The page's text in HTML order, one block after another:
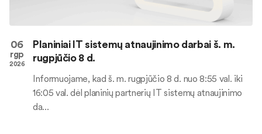
06
rgp
2026
Planiniai IT sistemų atnaujinimo darbai š. m.
rugpjūčio 8 d.
Informuojame, kad š. m. rugpjūčio 8 d. nuo 8:55 val. iki
16:05 val. dėl planinių partnerių IT sistemų atnaujinimo
da...